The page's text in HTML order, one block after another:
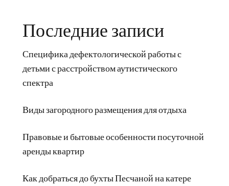
Последние записи
Специфика дефектологической работы с
детьми с расстройством аутистического
спектра
Виды загородного размещения для отдыха
Правовые и бытовые особенности посуточной
аренды квартир
Как добраться до бухты Песчаной на катере